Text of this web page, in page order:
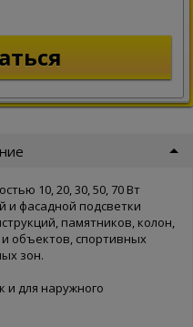
10, 20, 30, 50, 70 Вт
и фасадной подсветки
памятников, колон,
объектов, спортивных
зон.
и для наружного